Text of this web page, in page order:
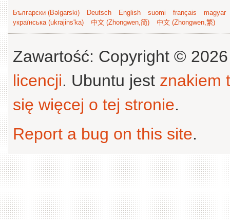
Български (Bəlgarski) Deutsch English suomi français
magyar
українська (ukrajins'ka)
中文 (Zhongwen,简) 中文 (Zhongwen,繁)
Zawartość: Copyright ©
licencji. Ubuntu jest znakiem
się więcej o tej stronie.
Report a bug on this site.